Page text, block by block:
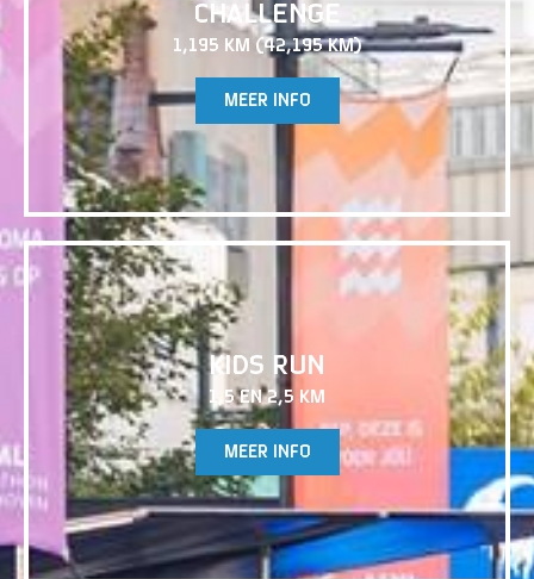
CHALLENGE
1,195 KM (42,195 KM)
MEER INFO
KIDS RUN
1,5 EN 2,5 KM
MEER INFO